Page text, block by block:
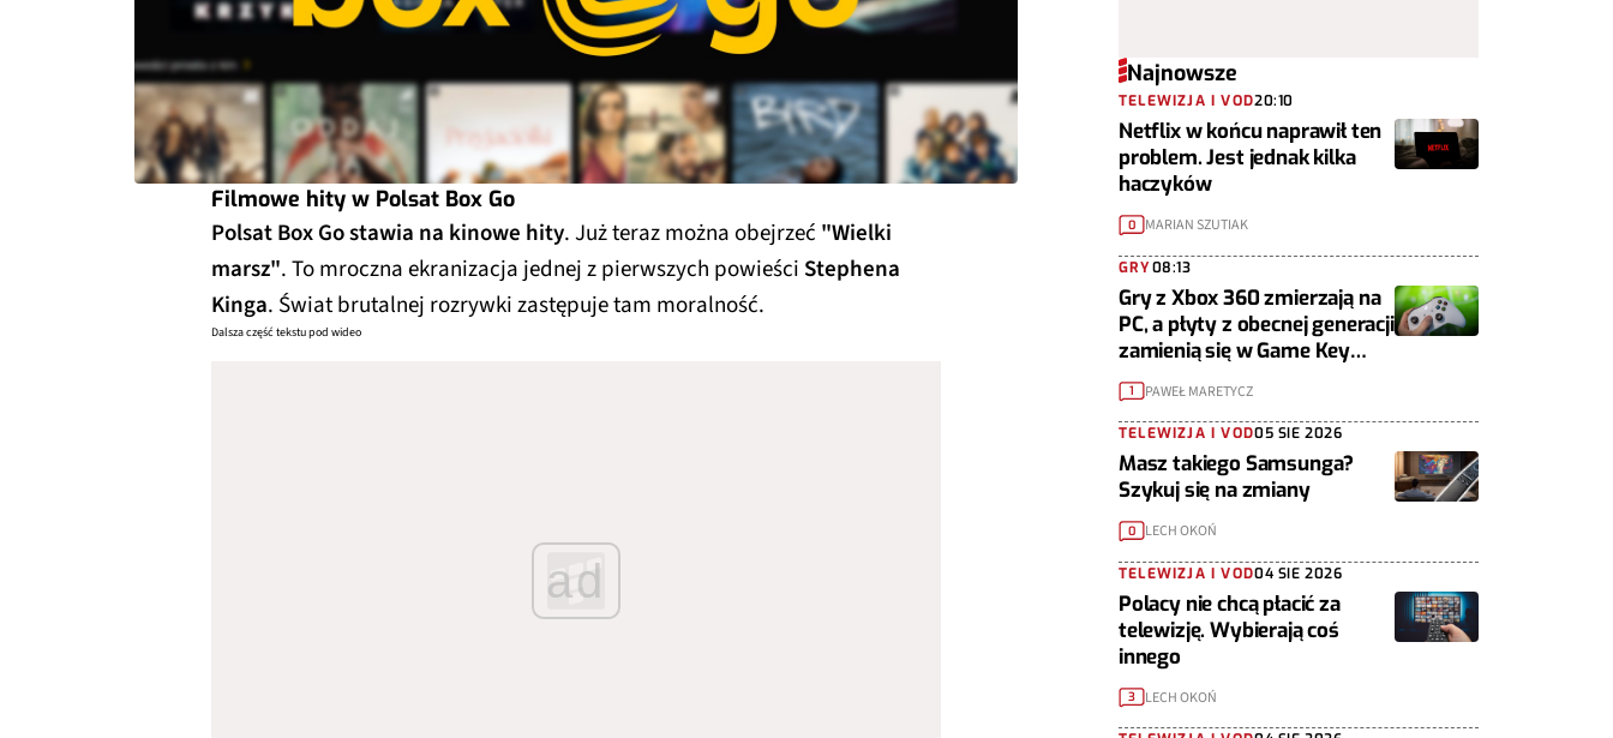
Filmowe hity w Polsat Box Go
Polsat Box Go stawia na kinowe hity. Już teraz można obejrzeć "Wielki
marsz". To mroczna ekranizacja jednej z pierwszych powieści Stephena
Kinga. Świat brutalnej rozrywki zastępuje tam moralność.
Dalsza część tekstu pod wideo
ad
Najnowsze
TELEWIZJA I VOD20:10
Netflix w końcu naprawił ten
problem. Jest jednak kilka
haczyków
0 MARIAN SZUTIAK
GRY08:13
Gry z Xbox 360 zmierzają na
PC, a płyty z obecnej generacji
zamienią się w Game Key
Cardy
1 PAWEŁ MARETYCZ
TELEWIZJA I VOD05 SIE 2026
Masz takiego Samsunga?
Szykuj się na zmiany
0 LECH OKOŃ
TELEWIZJA I VOD04 SIE 2026
Polacy nie chcą płacić za
telewizję. Wybierają coś
innego
3 LECH OKOŃ